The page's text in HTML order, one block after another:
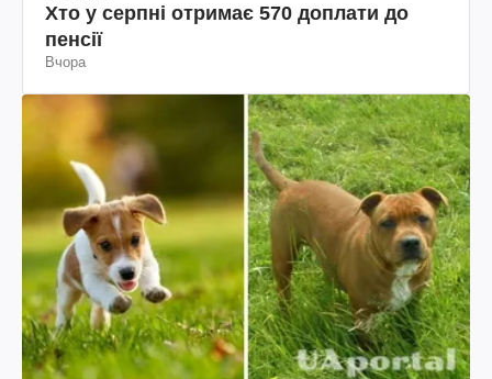
Хто у серпні отримає 570 доплати до
пенсії
Вчора